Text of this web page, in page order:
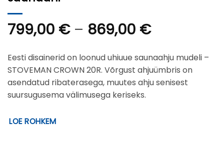
799,00 € – 869,00 €
kuni
869,00 €
Eesti disainerid on loonud uhiuue saunaahju mudeli –
STOVEMAN CROWN 20R. Võrgust ahjuümbris on
asendatud ribaterasega, muutes ahju senisest
suursugusema välimusega keriseks.
LOE ROHKEM